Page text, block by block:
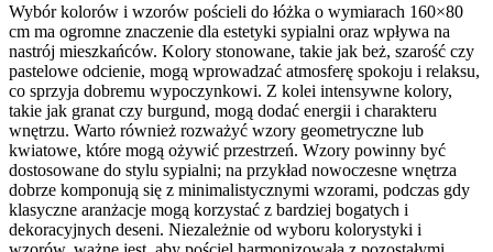
Wybór kolorów i wzorów pościeli do łóżka o wymiarach 160×80
cm ma ogromne znaczenie dla estetyki sypialni oraz wpływa na
nastrój mieszkańców. Kolory stonowane, takie jak beż, szarość czy
pastelowe odcienie, mogą wprowadzać atmosferę spokoju i relaksu,
co sprzyja dobremu wypoczynkowi. Z kolei intensywne kolory,
takie jak granat czy burgund, mogą dodać energii i charakteru
wnętrzu. Warto również rozważyć wzory geometryczne lub
kwiatowe, które mogą ożywić przestrzeń. Wzory powinny być
dostosowane do stylu sypialni; na przykład nowoczesne wnętrza
dobrze komponują się z minimalistycznymi wzorami, podczas gdy
klasyczne aranżacje mogą korzystać z bardziej bogatych i
dekoracyjnych deseni. Niezależnie od wyboru kolorystyki i